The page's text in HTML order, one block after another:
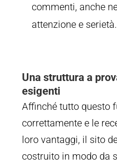
commenti, anche
attenzione e serietà.
Una struttura a
esigenti
Affinché tutto questo
correttamente e le
loro vantaggi, il sito
costruito in modo da